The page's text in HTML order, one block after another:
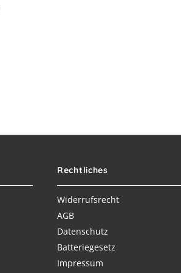
Rechtliches
Widerrufsrecht
AGB
Datenschutz
Batteriegesetz
Impressum